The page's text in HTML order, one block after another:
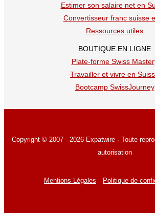
Estimer son salaire net en
Convertisseur franc suisse
Ressources utiles
BOUTIQUE EN LIGNE
Plate-forme Swiss
Travailler et vivre en
Bootcamp SwissJourney
Copyright © 2007 - 2026 Expatwire · Toute
autorisation
Mentions Légales Politique de